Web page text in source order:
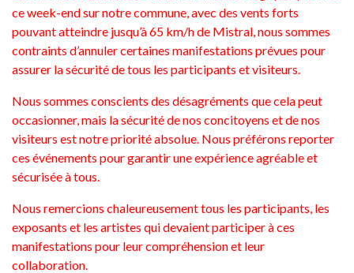
ce week-end sur notre commune, avec des vents forts
pouvant atteindre jusqu’à 65 km/h de Mistral, nous sommes
contraints d’annuler certaines manifestations prévues pour
assurer la sécurité de tous les participants et visiteurs.
Nous sommes conscients des désagréments que cela peut
occasionner, mais la sécurité de nos concitoyens et de nos
visiteurs est notre priorité absolue. Nous préférons reporter
ces événements pour garantir une expérience agréable et
sécurisée à tous.
Nous remercions chaleureusement tous les participants, les
exposants et les artistes qui devaient participer à ces
manifestations pour leur compréhension et leur
collaboration.